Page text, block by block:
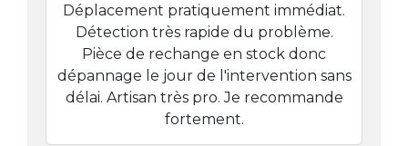
Déplacement pratiquement immédiat.
Détection très rapide du problème.
Pièce de rechange en stock donc
dépannage le jour de l'intervention sans
délai. Artisan très pro. Je recommande
fortement.